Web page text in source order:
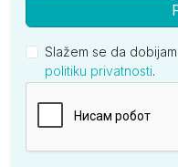
Slažem se da
politiku privatnosti.